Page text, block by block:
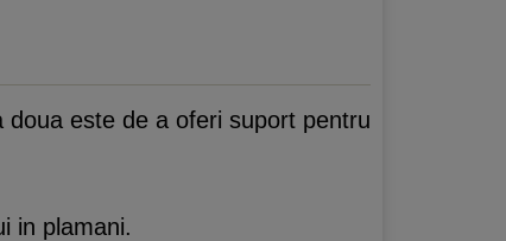
este de a oferi suport pentru
in plamani.